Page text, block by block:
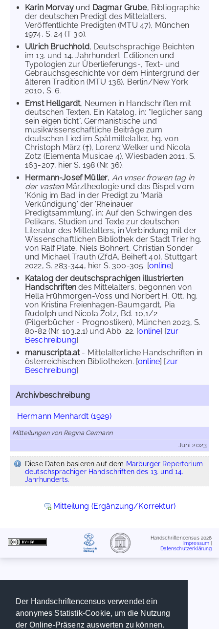
Der Handschriftencensus verwendet ein
anonymes Statistik-Cookie, um die Nutzung
der Online-Präsenz auswerten zu können.
Karin Morvayund Dagmar Grube, Bibliographie
der deutschen Predigt des Mittelalters.
Veröffentlichte Predigten (MTU 47), München
1974, S. 24 (T 30).
Ullrich Bruchhold, Deutschsprachige Beichten
im 13. und 14. Jahrhundert. Editionen und
Typologien zur Überlieferungs-, Text- und
Gebrauchsgeschichte vor dem Hintergrund der
älteren Tradition (MTU 138), Berlin/New York
2010, S. 6.
Ernst Hellgardt, Neumen in Handschriften mit
deutschen Texten. Ein Katalog, in: "Ieglicher sang
sein eigen ticht". Germanistische und
musikwissenschaftliche Beiträge zum
deutschen Lied im Spätmittelalter, hg. von
Christoph März (†), Lorenz Welker und Nicola
Zotz (Elementa Musicae 4), Wiesbaden 2011, S.
163-207, hier S. 198 (Nr. 36).
Hermann-Josef Müller, An vnser frowen tag in
der vastenMärztheologie und das Bispel vom
'König im Bad' in der Predigt zu 'Mariä
Verkündigung' der 'Rheinauer
Predigtsammlung', in: Auf den Schwingen des
Pelikans. Studien und Texte zur deutschen
Literatur des Mittelalters, in Verbindung mit der
Wissenschaftlichen Bibliothek der Stadt Trier hg.
von Ralf Plate, Niels Bohnert, Christian Sonder
und Michael Trauth (ZfdA. Beiheft 40), Stuttgart
2022, S. 283-344, hier S. 300-305. [online]
Katalog der deutschsprachigen illustrierten
Handschriftendes Mittelalters, begonnen von
Hella Frühmorgen-Voss und Norbert H. Ott, hg.
von Kristina Freienhagen-Baumgardt, Pia
Rudolph und Nicola Zotz, Bd. 10,1/2
(Pilgerbücher - Prognostiken), München 2023, S.
80-82 (Nr. 103.2.1) und Abb. 22. [online] [zur
Beschreibung]
manuscripta.at- Mittelalterliche Handschriften in
österreichischen Bibliotheken. [online] [zur
Beschreibung]
Archivbeschreibung
Hermann Menhardt (1929)
Mitteilungen von Regina Cermann
Juni 2023
Diese Daten basieren auf dem Marburger Repertorium
deutschsprachiger Handschriften des 13. und 14.
Jahrhunderts.
Mitteilung (Ergänzung/Korrektur)
Handschriftencensus 2026
Impressum
Datenschutzerklärung